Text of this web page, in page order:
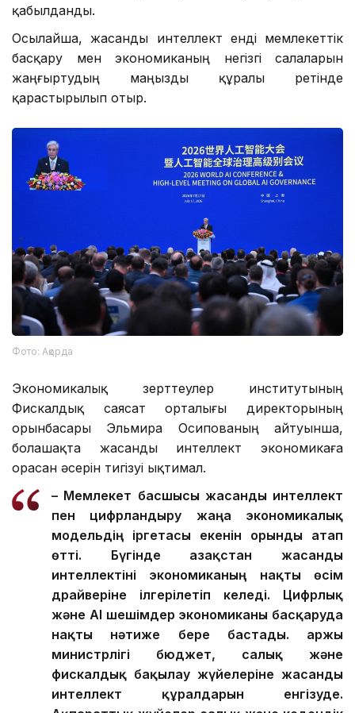
қабылданды.
Осылайша, жасанды интеллект енді мемлекеттік
басқару мен экономиканың негізгі салаларын
жаңғыртудың маңызды құралы ретінде
қарастырылып отыр.
Фото: Ақорда
Экономикалық зерттеулер институтының
Фискалдық саясат орталығы директорының
орынбасары Эльмира Осипованың айтуынша,
болашақта жасанды интеллект экономикаға
орасан әсерін тигізуі ықтимал.
– Мемлекет басшысы жасанды интеллект
пен цифрландыру жаңа экономикалық
модельдің іргетасы екенін орынды атап
өтті. Бүгінде Қазақстан жасанды
интеллектіні экономиканың нақты өсім
драйверіне ілгерілетіп келеді. Цифрлық
және AI шешімдер экономиканы басқаруда
нақты нәтиже бере бастады. Қаржы
министрлігі бюджет, салық және
фискалдық бақылау жүйелеріне жасанды
интеллект құралдарын енгізуде.